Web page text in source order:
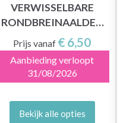
VERWISSELBARE
RONDBREINAALDEN
CYPRA (9 EN 13 CM)
Prijs vanaf € 6,50
Aanbieding verloopt
31/08/2026
Bekijk alle opties